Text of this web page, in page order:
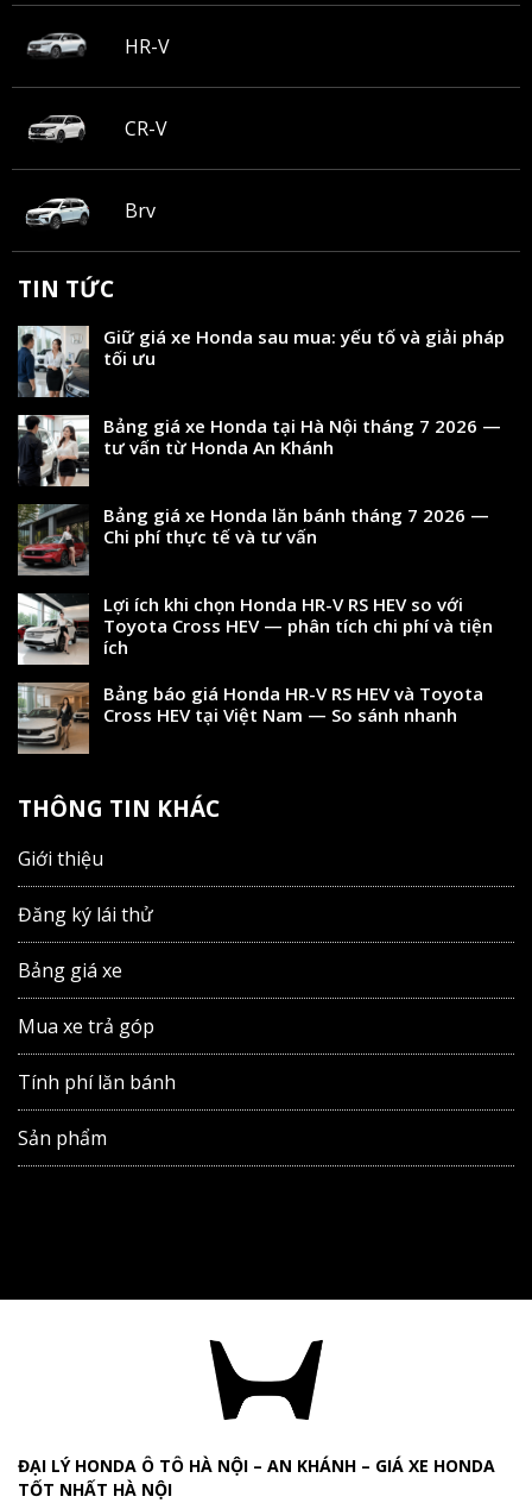
HR-V
CR-V
Brv
TIN TỨC
Giữ giá xe Honda sau mua: yếu tố và giải pháp
tối ưu
Bảng giá xe Honda tại Hà Nội tháng 7 2026 —
tư vấn từ Honda An Khánh
Bảng giá xe Honda lăn bánh tháng 7 2026 —
Chi phí thực tế và tư vấn
Lợi ích khi chọn Honda HR-V RS HEV so với
Toyota Cross HEV — phân tích chi phí và tiện
ích
Bảng báo giá Honda HR-V RS HEV và Toyota
Cross HEV tại Việt Nam — So sánh nhanh
THÔNG TIN KHÁC
Giới thiệu
Đăng ký lái thử
Bảng giá xe
Mua xe trả góp
Tính phí lăn bánh
Sản phẩm
ĐẠI LÝ HONDA Ô TÔ HÀ NỘI – AN KHÁNH – GIÁ XE HONDA
TỐT NHẤT HÀ NỘI